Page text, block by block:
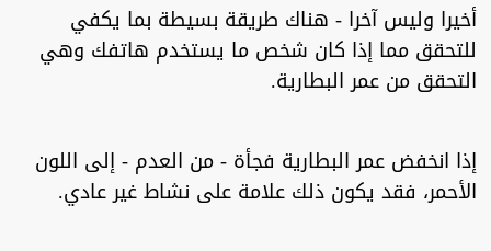
أخيرا وليس آخرا - هناك طريقة بسيطة بما يكفي
للتحقق مما إذا كان شخص ما يستخدم هاتفك وهي
التحقق من عمر البطارية.
إذا انخفض عمر البطارية فجأة - من العدم - إلى اللون
الأحمر، فقد يكون ذلك علامة على نشاط غير عادي.